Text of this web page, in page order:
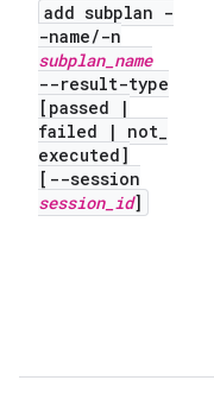
add subplan -
-name/-n
subplan_ name
--result-type
[passed
|
failed
| not_
executed]
[--session
session_ id]